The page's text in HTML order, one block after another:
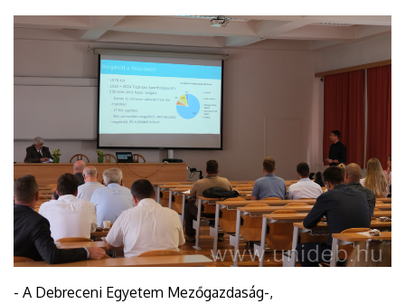
- A Debreceni Egyetem Mezőgazdaság-,